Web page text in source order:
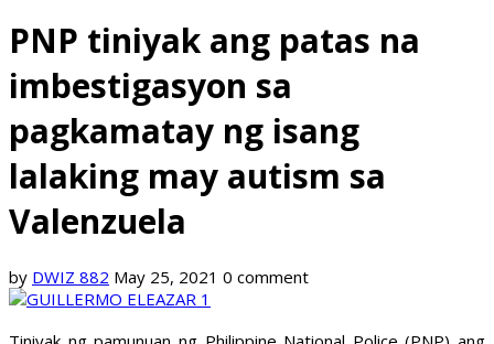
PNP tiniyak ang patas na
imbestigasyon sa
pagkamatay ng isang
lalaking may autism sa
Valenzuela
by DWIZ 882 May 25, 2021 0 comment